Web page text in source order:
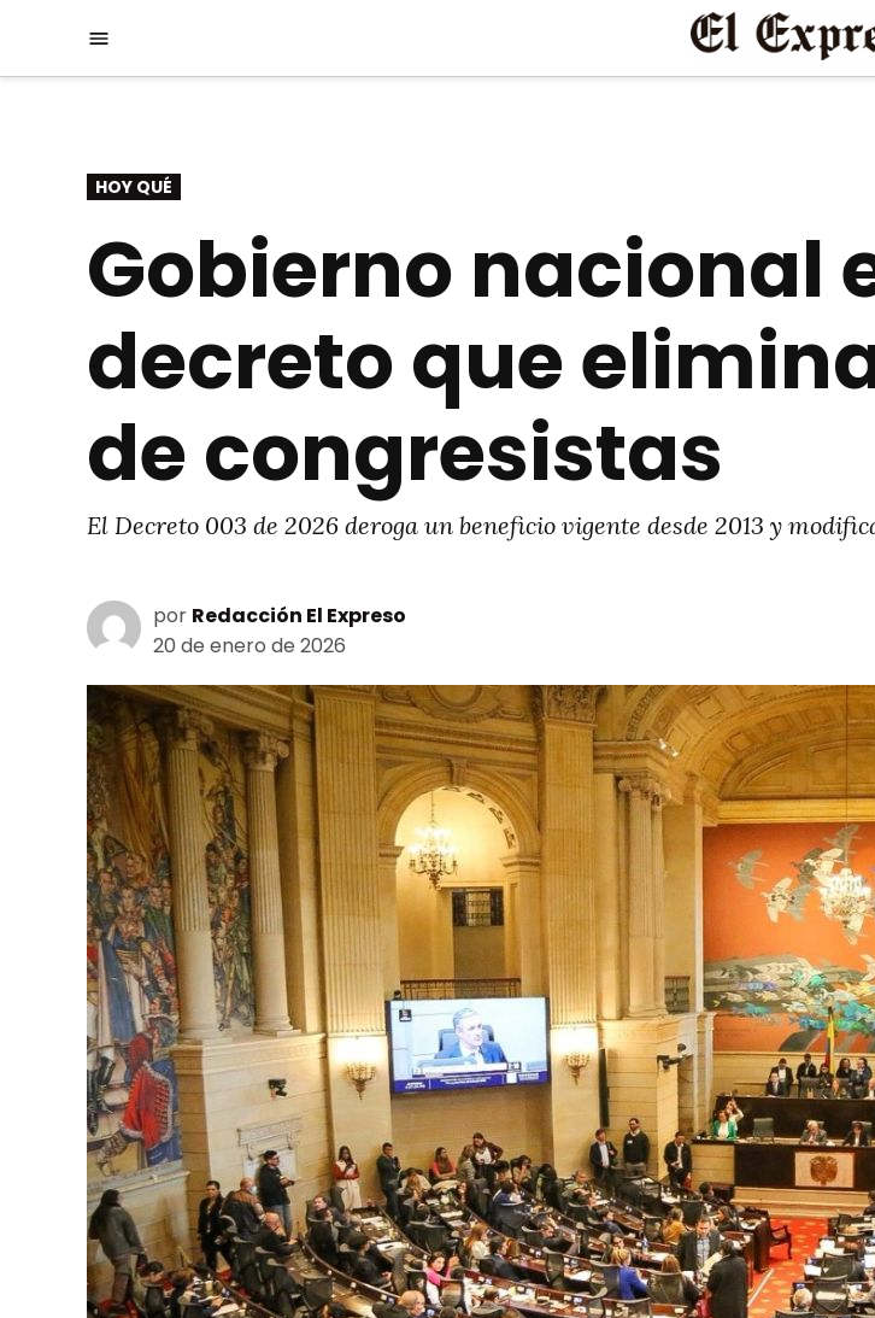
Menú
PUBLICADO
EN
HOY QUÉ
Gobierno nacional
decreto que
de congresistas
El Decreto 003 de 2026 deroga un beneficio vigente desde 2013 y
por Redacción El Expreso
20 de enero de 2026